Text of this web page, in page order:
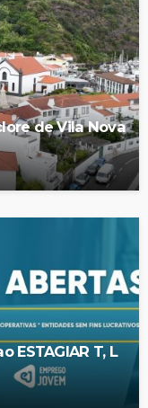
de Vila Nova
ESTAGIAR T, L